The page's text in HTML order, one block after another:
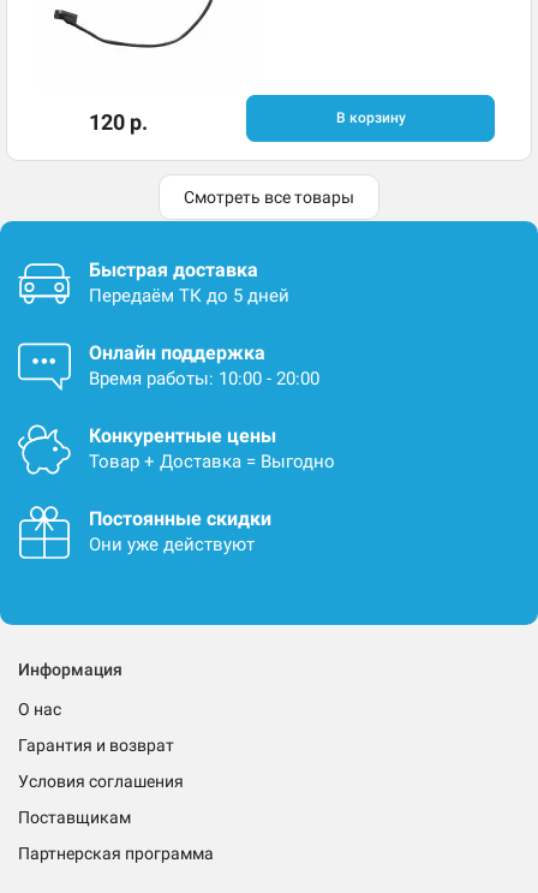
120 р. В корзину
Смотреть все товары
Быстрая доставка
Передаём ТК до 5 дней
Онлайн поддержка
Время работы: 10:00 - 20:00
Конкурентные цены
Товар + Доставка = Выгодно
Постоянные скидки
Они уже действуют
Информация
О нас
Гарантия и возврат
Условия соглашения
Поставщикам
Партнерская программа